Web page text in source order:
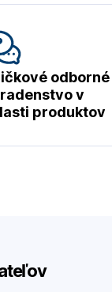
odborné
v
produktov